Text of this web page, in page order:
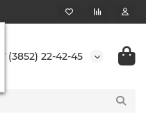
+7 (3852) 22-42-45